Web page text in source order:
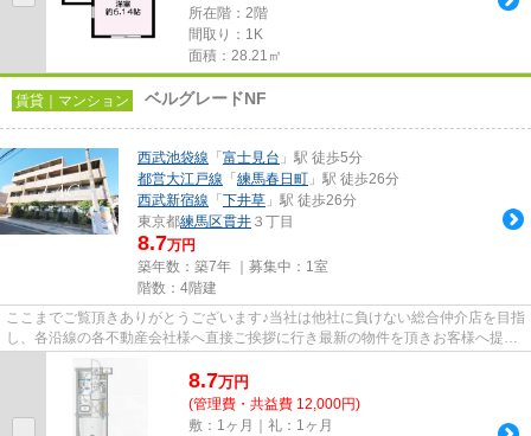
所在階：2階
間取り：1K
面積：28.21㎡
賃貸｜マンション ベルグレードNF
西武池袋線 「 富士見台 」駅 徒歩5分
都営大江戸線 「 練馬春日町 」駅 徒歩26分
西武新宿線 「 下井草 」駅 徒歩26分
東京都練馬区貫井 ３丁目
8.7万円
築年数：築7年 ｜募集中： 1室
階数：4階建
ここまでご覧頂きありがとうございます♪当社は他社に負けない総合仲介店を目指
し、各沿線の各不動産会社様へ直接ご挨拶に行き最新の物件を頂きお客様へ提供
しております！最新の情報は...
8.7万円
(管理費・共益費 12,000円)
敷：1ヶ月｜礼：1ヶ月